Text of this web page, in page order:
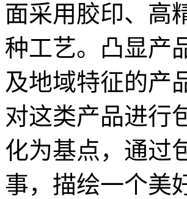
面采用胶印、高
种工艺。凸显产
及地域特征的产
对这类产品进行
化为基点，通过
事，描绘一个美